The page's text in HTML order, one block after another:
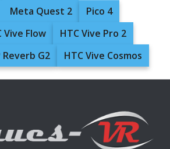
Meta Quest 2
Pico 4
Vive Flow
HTC Vive Pro 2
Reverb G2 HTC Vive Cosmos